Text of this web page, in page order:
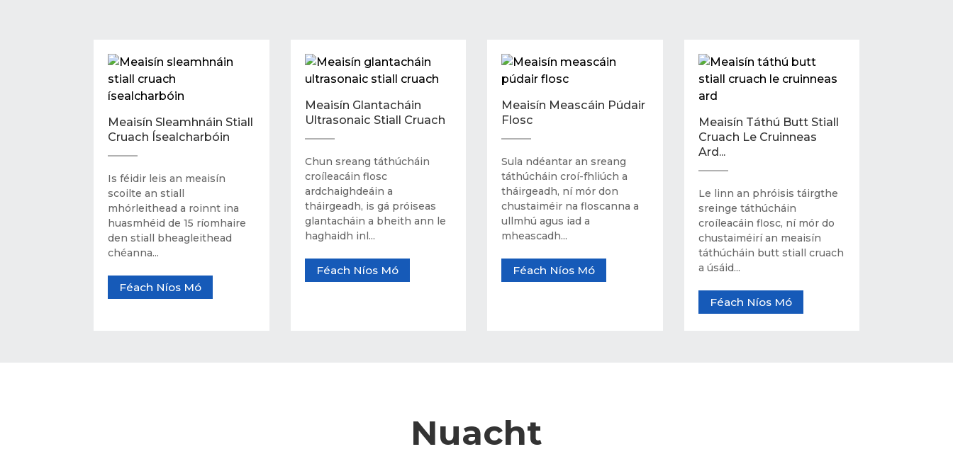
Meaisín Sleamhnáin Stiall
Cruach Ísealcharbóin
Is féidir leis an meaisín
scoilte an stiall
mhórleithead a roinnt ina
huasmhéid de 15 ríomhaire
den stiall bheagleithead
chéanna...
Féach Níos Mó
Meaisín Glantacháin
Ultrasonaic Stiall Cruach
Chun sreang táthúcháin
croíleacáin flosc
ardchaighdeáin a
tháirgeadh, is gá próiseas
glantacháin a bheith ann le
haghaidh inl...
Féach Níos Mó
Meaisín Meascáin Púdair
Flosc
Sula ndéantar an sreang
táthúcháin croí-fhliúch a
tháirgeadh, ní mór don
chustaiméir na floscanna a
ullmhú agus iad a
mheascadh...
Féach Níos Mó
Meaisín Táthú Butt Stiall
Cruach Le Cruinneas
Ard...
Le linn an phróisis táirgthe
sreinge táthúcháin
croíleacáin flosc, ní mór do
chustaiméirí an meaisín
táthúcháin butt stiall cruach
a úsáid...
Féach Níos Mó
Nuacht